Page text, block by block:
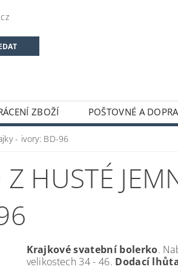
ZBOŽÍ
POŠTOVNÉ A
- ivory: BD-96
HUSTÉ
Krajkové svatební bolerko.
velikostech 34 - 46. Dodací